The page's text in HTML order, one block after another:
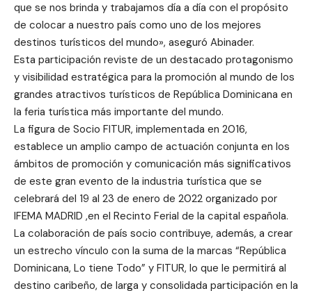
que se nos brinda y trabajamos día a día con el propósito
de colocar a nuestro país como uno de los mejores
destinos turísticos del mundo», aseguró Abinader.
Esta participación reviste de un destacado protagonismo
y visibilidad estratégica para la promoción al mundo de los
grandes atractivos turísticos de República Dominicana en
la feria turística más importante del mundo.
La figura de Socio FITUR, implementada en 2016,
establece un amplio campo de actuación conjunta en los
ámbitos de promoción y comunicación más significativos
de este gran evento de la industria turística que se
celebrará del 19 al 23 de enero de 2022 organizado por
IFEMA MADRID ,en el Recinto Ferial de la capital española.
La colaboración de país socio contribuye, además, a crear
un estrecho vínculo con la suma de la marcas “República
Dominicana, Lo tiene Todo” y FITUR, lo que le permitirá al
destino caribeño, de larga y consolidada participación en la